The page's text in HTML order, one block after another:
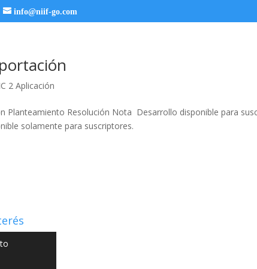
info@niif-go.com
2 Aplicación
Planteamiento Resolución Nota Desarrollo disponible para
solamente para suscriptores.